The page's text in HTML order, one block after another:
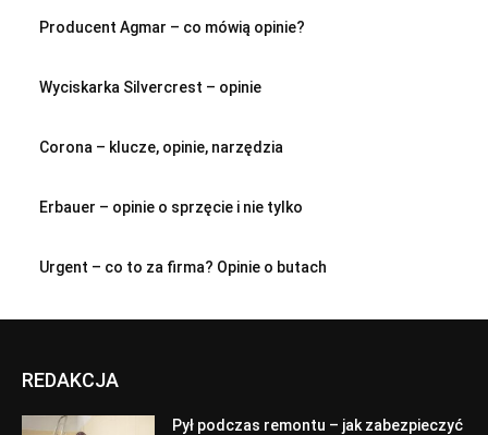
Producent Agmar – co mówią opinie?
Wyciskarka Silvercrest – opinie
Corona – klucze, opinie, narzędzia
Erbauer – opinie o sprzęcie i nie tylko
Urgent – co to za firma? Opinie o butach
REDAKCJA
Pył podczas remontu – jak zabezpieczyć